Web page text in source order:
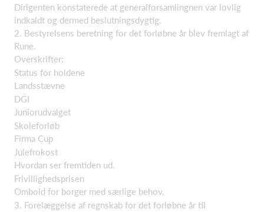
Dirigenten konstaterede at generalforsamlingnen var lovlig
indkaldt og dermed beslutningsdygtig.
2. Bestyrelsens beretning for det forløbne år blev fremlagt af
Rune.
Overskrifter:
Status for holdene
Landsstævne
DGI
Juniorudvalget
Skoleforløb
Firma Cup
Julefrokost
Hvordan ser fremtiden ud.
Frivillighedsprisen
Ombold for borger med særlige behov.
3. Forelæggelse af regnskab for det forløbne år til